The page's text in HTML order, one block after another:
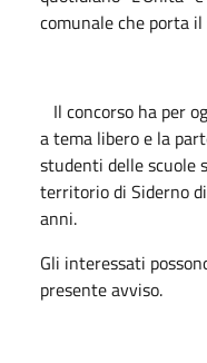
comunale che porta il
Il concorso ha per
a tema libero e la
studenti delle scuole
territorio di Siderno
anni.
Gli interessati
presente avviso.